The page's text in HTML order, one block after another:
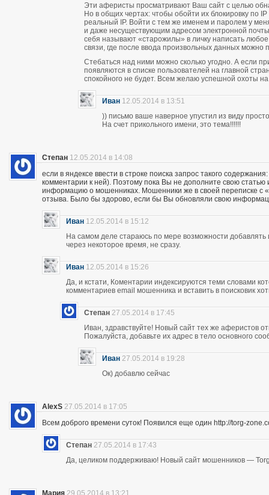
Эти аферисты просматривают Ваш сайт с целью
Но в общих чертах: чтобы обойти их блокировку по
реальный IP. Войти с тем же именем и паролем у
и даже несуществующим адресом электронной
себя называют «старожилы» в личку написать
связи, где после ввода произвольных данных можно
Стебаться над ними можно сколько угодно. А если
появляются в списке пользователей на главной
спокойного не будет. Всем желаю успешной охоты
Иван 12.05.2014 в 13:51
)) письмо ваше наверное упустил из виду
На счет прикольного имени, это тема!!!!!!
Степан 12.05.2014 в 14:08
если в яндексе ввести в строке поиска запрос такого
комментарии к ней). Поэтому пока Вы не дополните свою
информацию о мошенниках. Мошенники же в своей переписке с
отзыва. Было бы здорово, если бы Вы обновляли свою
Иван 12.05.2014 в 15:12
На самом деле стараюсь по мере возможности
через некоторое время, не сразу.
Иван 12.05.2014 в 15:26
Да, и кстати, Коментарии индексируются теми словами
комментариев email мошенника и вставить в поисковик
Степан 27.05.2014 в 17:45
Иван, здравствуйте! Новый сайт тех же аферистов
Пожалуйста, добавьте их адрес в тело основного
Иван 27.05.2014 в 19:28
Ок) добавлю сейчас
AlexS 27.05.2014 в 17:05
Всем доброго времени суток! Появился еще один http://torg-
Степан 27.05.2014 в 17:43
Да, целиком поддерживаю! Новый сайт мошенников —
Мария 29.05.2014 в 13:21